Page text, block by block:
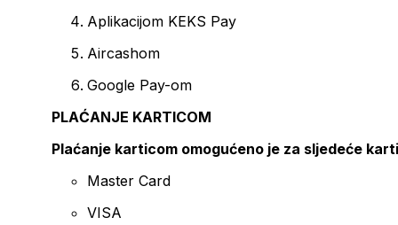
Aplikacijom KEKS Pay
Aircashom
Google Pay-om
PLAĆANJE KARTICOM
Plaćanje karticom omogućeno je za sljedeće
Master Card
VISA